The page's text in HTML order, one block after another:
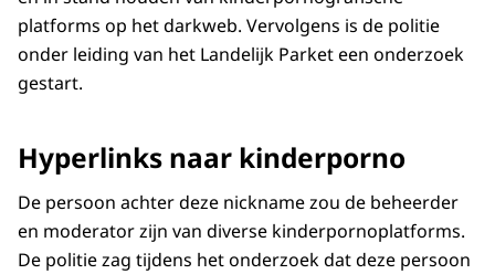
platforms op het darkweb. Vervolgens is de politie
onder leiding van het Landelijk Parket een onderzoek
gestart.
Hyperlinks naar kinderporno
De persoon achter deze nickname zou de beheerder
en moderator zijn van diverse kinderpornoplatforms.
De politie zag tijdens het onderzoek dat deze persoon